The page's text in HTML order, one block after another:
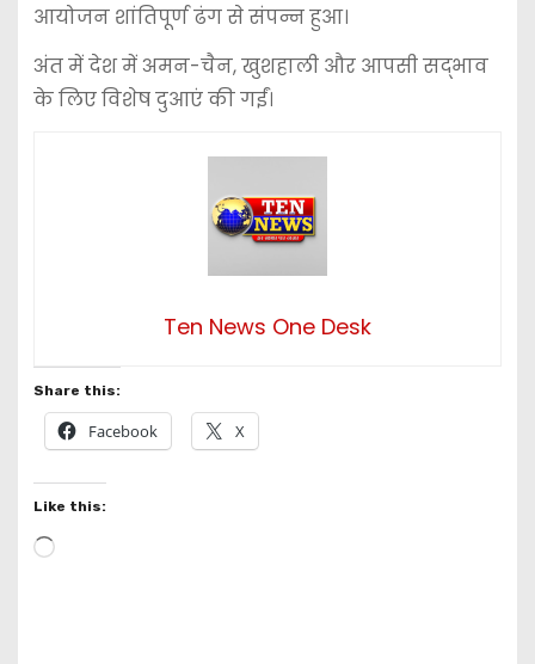
आयोजन शांतिपूर्ण ढंग से संपन्न हुआ।
अंत में देश में अमन-चैन, खुशहाली और आपसी सद्भाव
के लिए विशेष दुआएं की गईं।
Ten News One Desk
Share this:
Facebook X
Like this:
L